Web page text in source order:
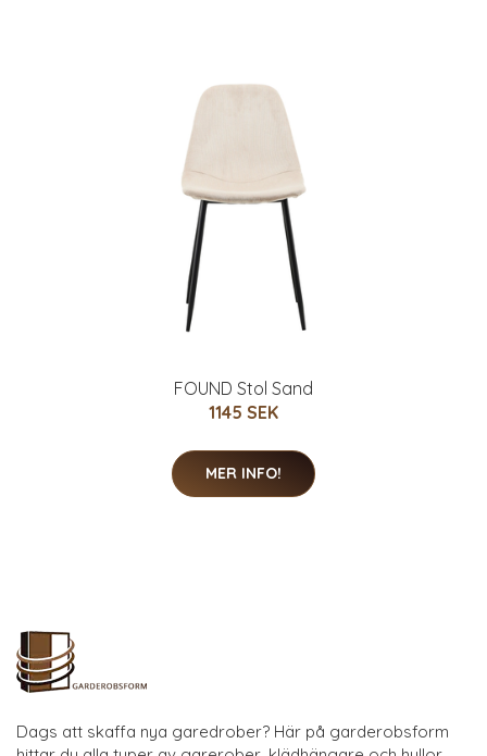
FOUND Stol Sand
1145 SEK
MER INFO!
Dags att skaffa nya garedrober? Här på garderobsform